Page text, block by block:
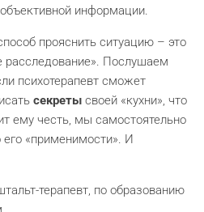
информации.
прояснить ситуацию – это
расследование». Послушаем
психотерапевт сможет
секреты своей «кухни», что
ему честь, мы самостоятельно
«применимости». И
терапевт, по образованию